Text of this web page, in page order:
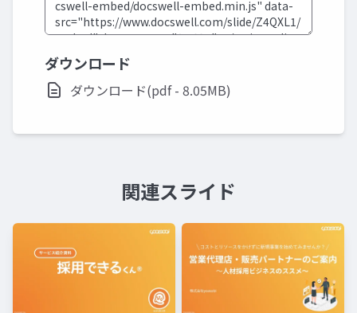
ダウンロード
ダウンロード(pdf - 8.05MB)
関連スライド